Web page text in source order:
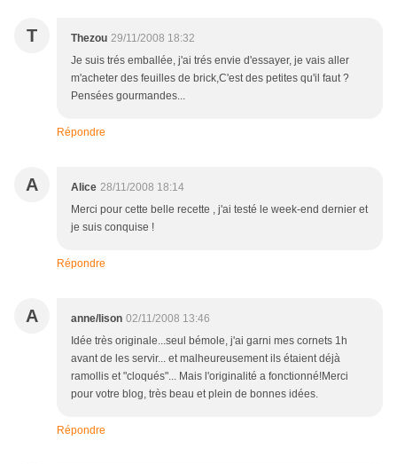
T Thezou 29/11/2008 18:32
Je suis trés emballée, j'ai trés envie d'essayer, je vais aller
m'acheter des feuilles de brick,C'est des petites qu'il faut ?
Pensées gourmandes...
Répondre
A Alice 28/11/2008 18:14
Merci pour cette belle recette , j'ai testé le week-end dernier et
je suis conquise !
Répondre
A anne/lison 02/11/2008 13:46
Idée très originale...seul bémole, j'ai garni mes cornets 1h
avant de les servir... et malheureusement ils étaient déjà
ramollis et "cloqués"... Mais l'originalité a fonctionné!Merci
pour votre blog, très beau et plein de bonnes idées.
Répondre